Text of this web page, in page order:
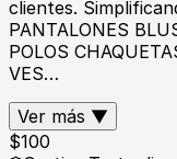
clientes.
PANTALONES
POLOS
VES…
Ver más ▼
$100